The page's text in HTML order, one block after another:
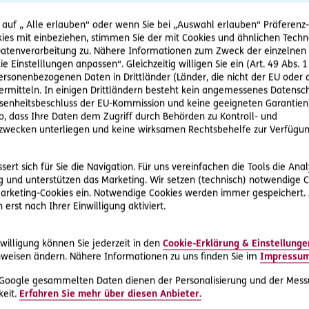
„ Alle erlauben“ oder wenn Sie bei „Auswahl erlauben“
mit einbeziehen, stimmen Sie der mit Cookies und ähnlichen
zu. Nähere Informationen zum Zweck der einzelnen
Einstelllungen anpassen“. Gleichzeitig willigen Sie ein (Art. 49 Abs. 1
Daten in Drittländer (Länder, die nicht der EU oder
In einigen Drittländern besteht kein angemessenes
der EU-Kommission und keine geeigneten
dass Ihre Daten dem Zugriff durch Behörden zu Kontroll- und
unterliegen und keine wirksamen Rechtsbehelfe zur
sich für Sie die Navigation. Für uns vereinfachen die Tools die
und unterstützen das Marketing. Wir setzen (technisch) notwendige
Cookies ein. Notwendige Cookies werden immer
erst nach Ihrer Einwilligung aktiviert.
können Sie jederzeit in den Cookie-Erklärung &
ändern. Nähere Informationen zu uns finden Sie im
gesammelten Daten dienen der Personalisierung und der
Erfahren Sie mehr über diesen Anbieter.
Mahnungen nichts nutzen, wendet sich Herr P. an das
durch, um zu sehen, ob der Kunde von Herrn P. überhaupt
wird zunächst als D.A.S. Direkthilfe ®ein Mahnschreiben
bei Eintreibung offener Forderungen
D.A.S. RechtsService Inkasso den Schuldner zur
Bezahlung Klage eingereicht wird. Da der Kunde nicht
der gerichtlichen Betreibung der offenen Rechnung
eingebrachte Klage keinen Einspruch erhebt, wird
vollstreckt werden kann.
beantragt der D.A.S.
Ab diesem Zeitpunkt werden von den kommenden
Anwalt- und Gerichtskosten abgezogen.
decken Kosten
den D.A.S. Profi-Rechtsschutz sowie den Auftragnehmer-
der Inkasso-Rechtsschutz sowie die Inkasso-Beratung